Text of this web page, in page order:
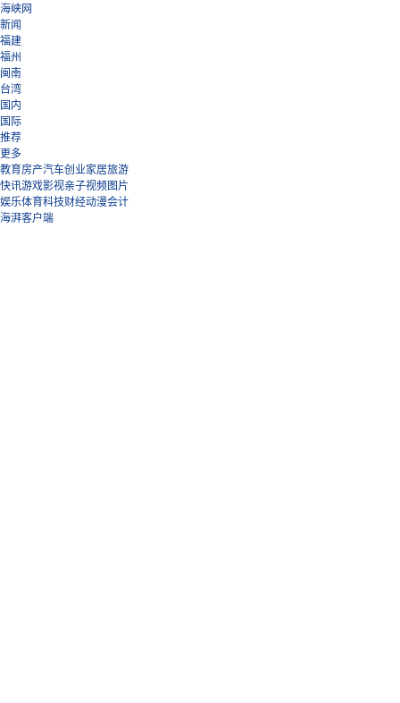
海峡网
新闻
福建
福州
闽南
台湾
国内
国际
推荐
更多
教育房产汽车创业家居旅游
快讯游戏影视亲子视频图片
娱乐体育科技财经动漫会计
海湃客户端